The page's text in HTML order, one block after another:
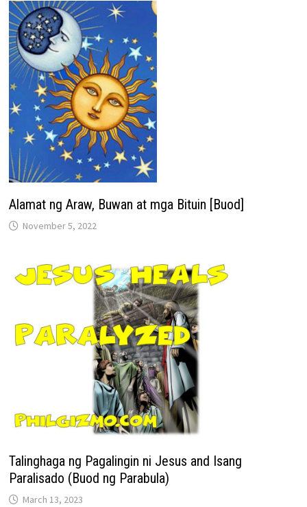
Alamat ng Araw, Buwan at mga Bituin [Buod]
November 5, 2022
Talinghaga ng Pagalingin ni Jesus and Isang
Paralisado (Buod ng Parabula)
March 13, 2023